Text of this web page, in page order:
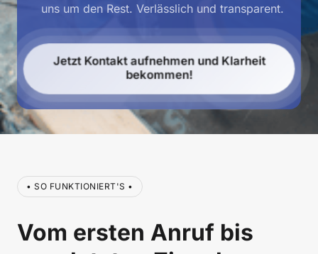
uns um den Rest. Verlässlich und transparent.
Jetzt Kontakt aufnehmen und Klarheit
bekommen!
• SO FUNKTIONIERT'S •
Vom ersten Anruf bis